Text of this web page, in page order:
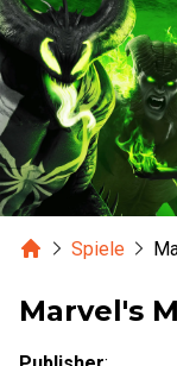
HomeSpiele
Marvel's